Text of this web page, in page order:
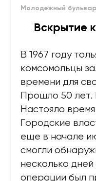
Молодежный бульвар
Вскрытие
В 1967 году
комсомольцы
времени для
Прошло 50 лет.
Настояло
Городские
еще в начале
смогли
несколько
операции был